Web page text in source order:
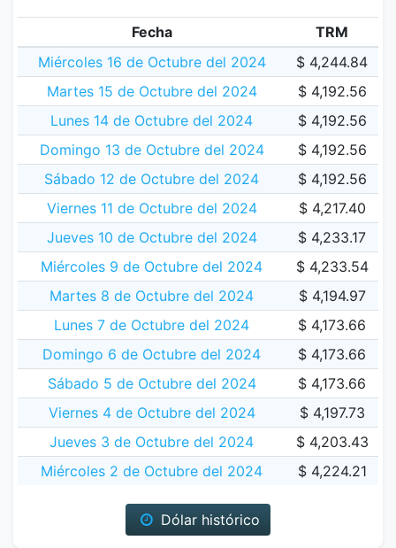
Fecha
TRM
Miércoles 16 de Octubre del 2024
$ 4,244.84
Martes 15 de Octubre del 2024
$ 4,192.56
Lunes 14 de Octubre del 2024
$ 4,192.56
Domingo 13 de Octubre del 2024
$ 4,192.56
Sábado 12 de Octubre del 2024
$ 4,192.56
Viernes 11 de Octubre del 2024
$ 4,217.40
Jueves 10 de Octubre del 2024
$ 4,233.17
Miércoles 9 de Octubre del 2024
$ 4,233.54
Martes 8 de Octubre del 2024
$ 4,194.97
Lunes 7 de Octubre del 2024
$ 4,173.66
Domingo 6 de Octubre del 2024
$ 4,173.66
Sábado 5 de Octubre del 2024
$ 4,173.66
Viernes 4 de Octubre del 2024
$ 4,197.73
Jueves 3 de Octubre del 2024
$ 4,203.43
Miércoles 2 de Octubre del 2024
$ 4,224.21
Dólar histórico